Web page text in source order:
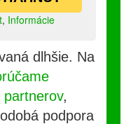
, Informácie
dlhšie. Na
partnerov,
podpora